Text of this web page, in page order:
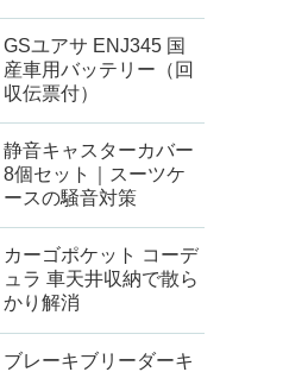
GSユアサ ENJ345 国
産車用バッテリー（回
収伝票付）
静音キャスターカバー
8個セット｜スーツケ
ースの騒音対策
カーゴポケット コーデ
ュラ 車天井収納で散ら
かり解消
ブレーキブリーダーキ